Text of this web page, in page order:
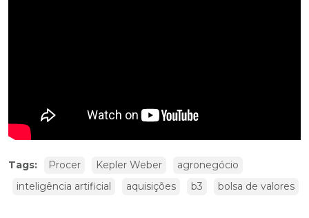
Tags: Procer Kepler Weber
agronegócio
inteligência artificial
aquisições b3 bolsa de valores